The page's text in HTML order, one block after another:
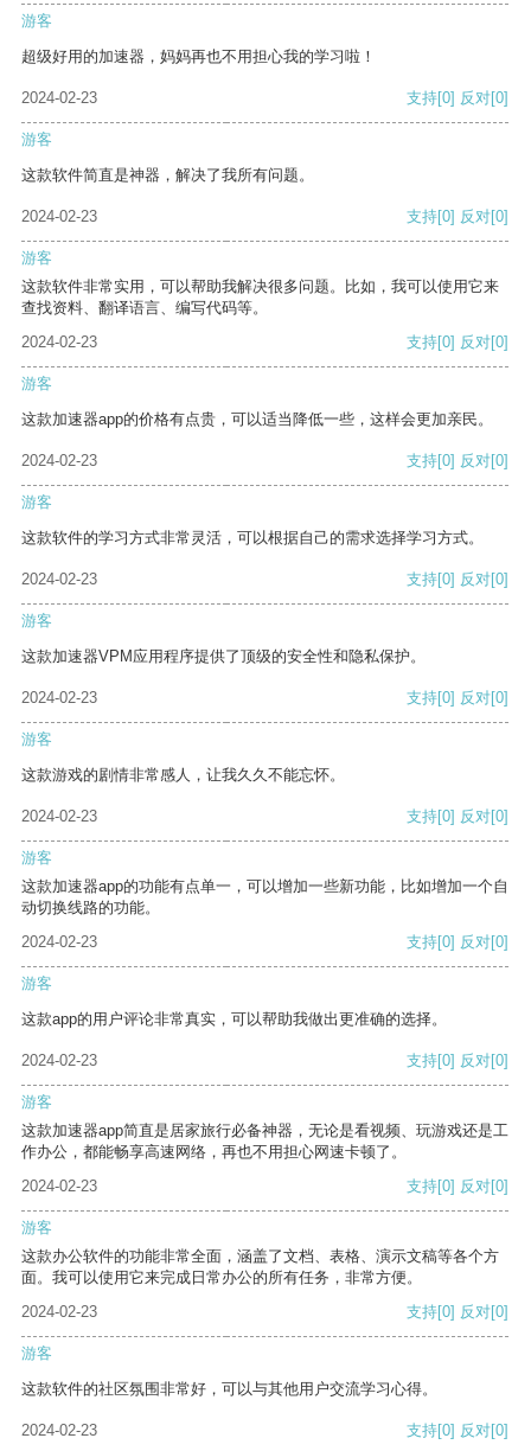
游客
超级好用的加速器，妈妈再也不用担心我的学习啦！
2024-02-23 支持[0] 反对[0]
游客
这款软件简直是神器，解决了我所有问题。
2024-02-23 支持[0] 反对[0]
游客
这款软件非常实用，可以帮助我解决很多问题。比如，我可以使用它来
查找资料、翻译语言、编写代码等。
2024-02-23
支持[0] 反对[0]
游客
这款加速器app的价格有点贵，可以适当降低一些，这样会更加亲民。
2024-02-23 支持[0] 反对[0]
游客
这款软件的学习方式非常灵活，可以根据自己的需求选择学习方式。
2024-02-23 支持[0] 反对[0]
游客
这款加速器VPM应用程序提供了顶级的安全性和隐私保护。
2024-02-23 支持[0] 反对[0]
游客
这款游戏的剧情非常感人，让我久久不能忘怀。
2024-02-23 支持[0] 反对[0]
游客
这款加速器app的功能有点单一，可以增加一些新功能，比如增加一个自
动切换线路的功能。
2024-02-23
支持[0] 反对[0]
游客
这款app的用户评论非常真实，可以帮助我做出更准确的选择。
2024-02-23 支持[0] 反对[0]
游客
这款加速器app简直是居家旅行必备神器，无论是看视频、玩游戏还是工
作办公，都能畅享高速网络，再也不用担心网速卡顿了。
2024-02-23
支持[0] 反对[0]
游客
这款办公软件的功能非常全面，涵盖了文档、表格、演示文稿等各个方
面。我可以使用它来完成日常办公的所有任务，非常方便。
2024-02-23
支持[0] 反对[0]
游客
这款软件的社区氛围非常好，可以与其他用户交流学习心得。
2024-02-23 支持[0] 反对[0]